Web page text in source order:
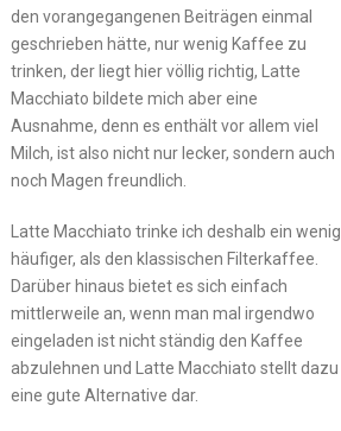
den vorangegangenen Beiträgen einmal
geschrieben hätte, nur wenig Kaffee zu
trinken, der liegt hier völlig richtig, Latte
Macchiato bildete mich aber eine
Ausnahme, denn es enthält vor allem viel
Milch, ist also nicht nur lecker, sondern auch
noch Magen freundlich.
Latte Macchiato trinke ich deshalb ein wenig
häufiger, als den klassischen Filterkaffee.
Darüber hinaus bietet es sich einfach
mittlerweile an, wenn man mal irgendwo
eingeladen ist nicht ständig den Kaffee
abzulehnen und Latte Macchiato stellt dazu
eine gute Alternative dar.